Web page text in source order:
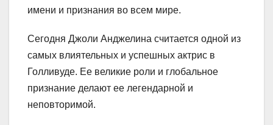
имени и признания во всем мире.
Сегодня Джоли Анджелина считается одной из
самых влиятельных и успешных актрис в
Голливуде. Ее великие роли и глобальное
признание делают ее легендарной и
неповторимой.